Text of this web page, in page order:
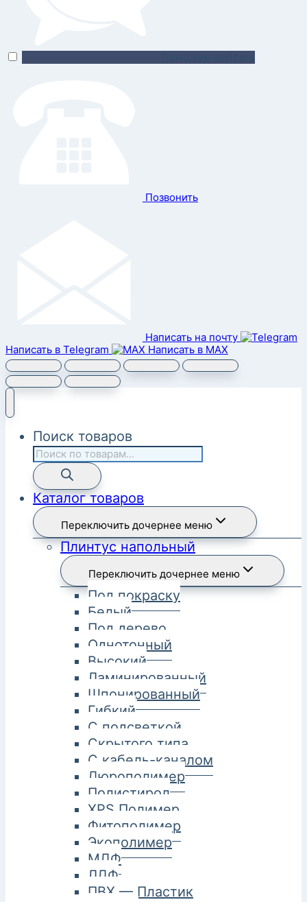
Позвонить
Написать на почту
Написать в Telegram
Написать в MAX
Поиск товаров
Каталог товаров
Переключить дочернее меню
Плинтус напольный
Переключить дочернее меню
Под покраску
Белый
Под дерево
Однотонный
Высокий
Ламинированный
Шпонированный
Гибкий
С подсветкой
Скрытого типа
С кабель-каналом
Дюрополимер
Полистирол
XPS Полимер
Фитополимер
Экополимер
МДФ
ЛДФ
ПВХ — Пластик